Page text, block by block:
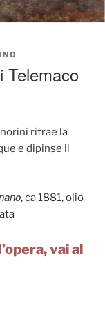
Telemaco
ritrae la
e dipinse il
, ca 1881, olio
vai al